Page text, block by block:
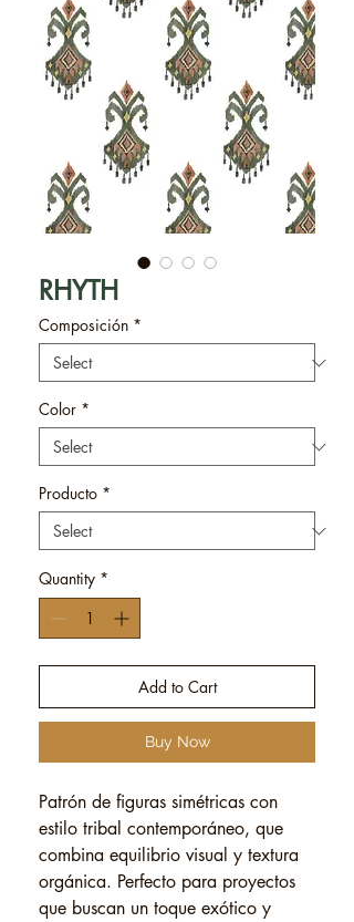
RHYTH
Composición *
Color *
Producto *
Quantity *
Add to Cart
Buy Now
Patrón de figuras simétricas con
estilo tribal contemporáneo, que
combina equilibrio visual y textura
orgánica. Perfecto para proyectos
que buscan un toque exótico y